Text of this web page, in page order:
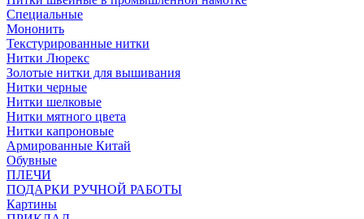
Специальные
Мононить
Текстурированные нитки
Нитки Люрекс
Золотые нитки для вышивания
Нитки черные
Нитки шелковые
Нитки мятного цвета
Нитки капроновые
Армированные Китай
Обувные
ПЛЕЧИ
ПОДАРКИ РУЧНОЙ РАБОТЫ
Картины